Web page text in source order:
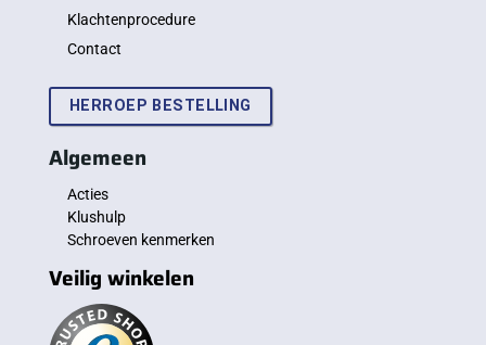
Klachtenprocedure
Contact
HERROEP BESTELLING
Algemeen
Acties
Klushulp
Schroeven kenmerken
Veilig winkelen